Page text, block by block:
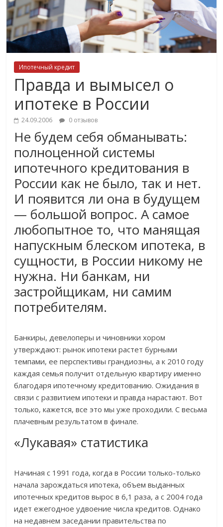
Ипотечный кредит
Правда и вымысел о
ипотеке в России
24.09.2006 0 отзывов
Не будем себя обманывать:
полноценной системы
ипотечного кредитования в
России как не было, так и нет.
И появится ли она в будущем
— большой вопрос. А самое
любопытное то, что манящая
напускным блеском ипотека, в
сущности, в России никому не
нужна. Ни банкам, ни
застройщикам, ни самим
потребителям.
Банкиры, девелоперы и чиновники хором
утверждают: рынок ипотеки растет бурными
темпами, ее перспективы грандиозны, а к 2010 году
каждая семья получит отдельную квартиру именно
благодаря ипотечному кредитованию. Ожидания в
связи с развитием ипотеки и правда нарастают. Вот
только, кажется, все это мы уже проходили. С весьма
плачевным результатом в финале.
«Лукавая» статистика
Начиная с 1991 года, когда в России только-только
начала зарождаться ипотека, объем выданных
ипотечных кредитов вырос в 6,1 раза, а с 2004 года
идет ежегодное удвоение числа кредитов. Однако
на недавнем заседании правительства по